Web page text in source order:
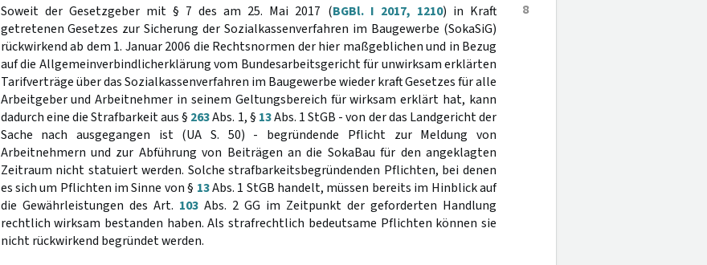
8
Soweit der Gesetzgeber mit § 7 des am 25. Mai 2017 (BGBl. I 2017, 1210) in Kraft
getretenen Gesetzes zur Sicherung der Sozialkassenverfahren im Baugewerbe (SokaSiG)
rückwirkend ab dem 1. Januar 2006 die Rechtsnormen der hier maßgeblichen und in Bezug
auf die Allgemeinverbindlicherklärung vom Bundesarbeitsgericht für unwirksam erklärten
Tarifverträge über das Sozialkassenverfahren im Baugewerbe wieder kraft Gesetzes für alle
Arbeitgeber und Arbeitnehmer in seinem Geltungsbereich für wirksam erklärt hat, kann
dadurch eine die Strafbarkeit aus § 263Abs. 1, § 13Abs. 1 StGB - von der das Landgericht der
Sache nach ausgegangen ist (UA S. 50) - begründende Pflicht zur Meldung von
Arbeitnehmern und zur Abführung von Beiträgen an die SokaBau für den angeklagten
Zeitraum nicht statuiert werden. Solche strafbarkeitsbegründenden Pflichten, bei denen
es sich um Pflichten im Sinne von § 13Abs. 1 StGB handelt, müssen bereits im Hinblick auf
die Gewährleistungen des Art. 103Abs. 2 GG im Zeitpunkt der geforderten Handlung
rechtlich wirksam bestanden haben. Als strafrechtlich bedeutsame Pflichten können sie
nicht rückwirkend begründet werden.